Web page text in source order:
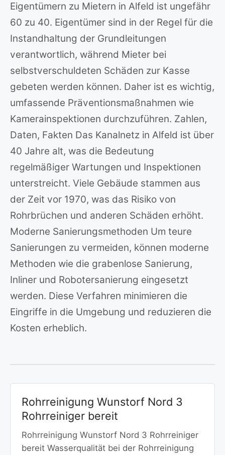
Eigentümern zu Mietern in Alfeld ist ungefähr
60 zu 40. Eigentümer sind in der Regel für die
Instandhaltung der Grundleitungen
verantwortlich, während Mieter bei
selbstverschuldeten Schäden zur Kasse
gebeten werden können. Daher ist es wichtig,
umfassende Präventionsmaßnahmen wie
Kamerainspektionen durchzuführen. Zahlen,
Daten, Fakten Das Kanalnetz in Alfeld ist über
40 Jahre alt, was die Bedeutung
regelmäßiger Wartungen und Inspektionen
unterstreicht. Viele Gebäude stammen aus
der Zeit vor 1970, was das Risiko von
Rohrbrüchen und anderen Schäden erhöht.
Moderne Sanierungsmethoden Um teure
Sanierungen zu vermeiden, können moderne
Methoden wie die grabenlose Sanierung,
Inliner und Robotersanierung eingesetzt
werden. Diese Verfahren minimieren die
Eingriffe in die Umgebung und reduzieren die
Kosten erheblich.
Rohrreinigung Wunstorf Nord 3
Rohrreiniger bereit
Rohrreinigung Wunstorf Nord 3 Rohrreiniger
bereit Wasserqualität bei der Rohrreinigung